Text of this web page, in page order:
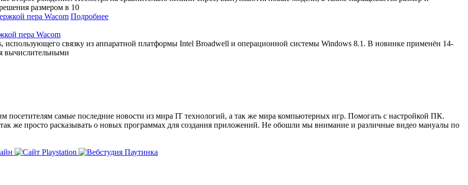
размером в 10
Подробнее
пера Wacom
связку из аппаратной платформы Intel Broadwell и операционной системы Windows 8.1. В новинке применён 14-
вычислительными
посетителям самые последние новости из мира IT технологий, а так же мира компьютерных игр. Помогать с настройкой ПК.
же просто расказывать о новых программах для создания приложений. Не обошли мы внимание и различные видео мануалы по